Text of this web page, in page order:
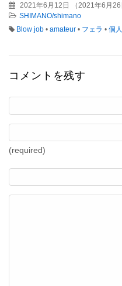
2021年6月12日 （ 2021年6月
SHIMANO/shimano
Blow job • amateur • フェラ • 個
コメントを残す
(required)